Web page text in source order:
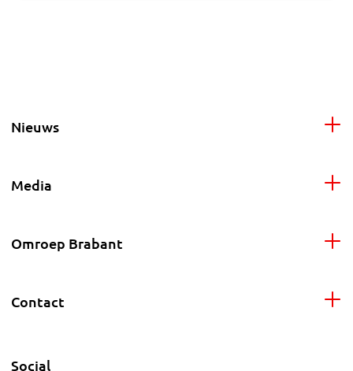
Nieuws
Media
Omroep Brabant
Contact
Social